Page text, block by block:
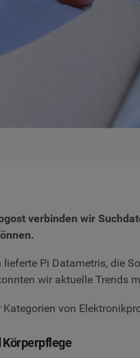
verbinden wir
lieferte Pi Datametris, die
wir aktuelle Trends
Kategorien von
Körperpflege